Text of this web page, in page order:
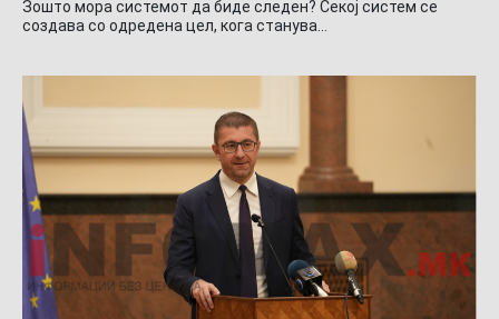
Зошто мора системот да биде следен? Секој систем се
создава со одредена цел, кога станува…